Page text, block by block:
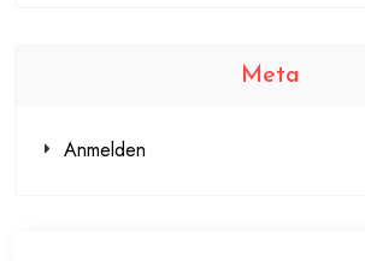
Meta
Anmelden